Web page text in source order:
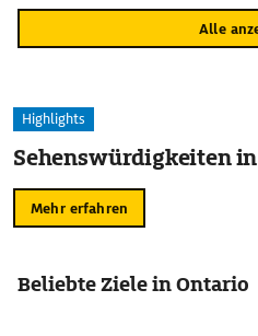
Alle
Highlights
Sehenswürdigkeiten
Mehr erfahren
Beliebte Ziele in Ontario